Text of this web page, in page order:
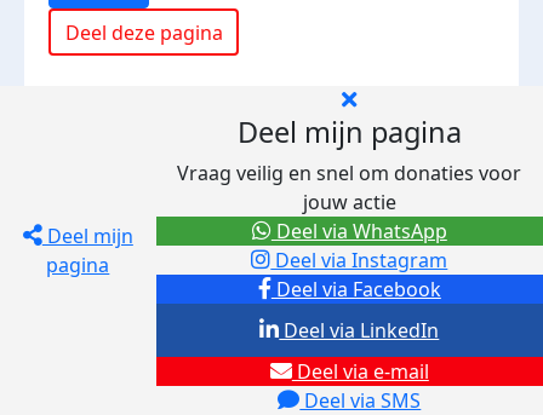
Deel deze pagina
Deel mijn
pagina
Deel mijn pagina
Vraag veilig en snel om donaties voor
jouw actie
Deel via Facebook
Deel via Instagram
Deel via e-mail
Deel via SMS
Deel via LinkedIn
Deel via WhatsApp